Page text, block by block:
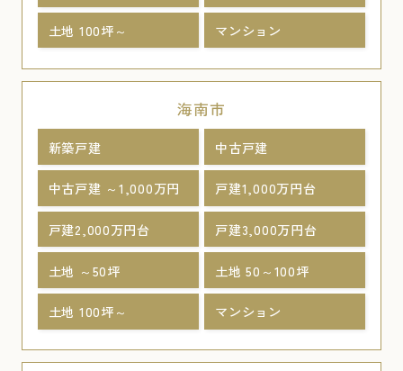
土地 100坪～ マンション
海南市
新築戸建 中古戸建
中古戸建 ～1,000万円 戸建1,000万円台
戸建2,000万円台 戸建3,000万円台
土地 ～50坪 土地 50～100坪
土地 100坪～ マンション